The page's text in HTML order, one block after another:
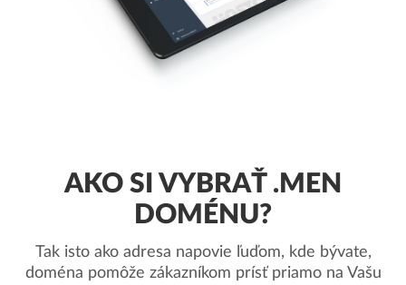
AKO SI VYBRAŤ .MEN
DOMÉNU?
Tak isto ako adresa napovie ľuďom, kde bývate,
doména pomôže zákazníkom prísť priamo na Vašu